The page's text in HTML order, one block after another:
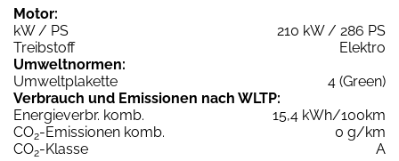
Motor:
kW / PS
210 kW / 286 PS
Treibstoff
Elektro
Umweltnormen:
Umweltplakette
4 (Green)
Verbrauch und Emissionen nach WLTP:
Energieverbr. komb.
15,4 kWh/100km
CO2-Emissionen komb.
0 g/km
CO2-Klasse
A